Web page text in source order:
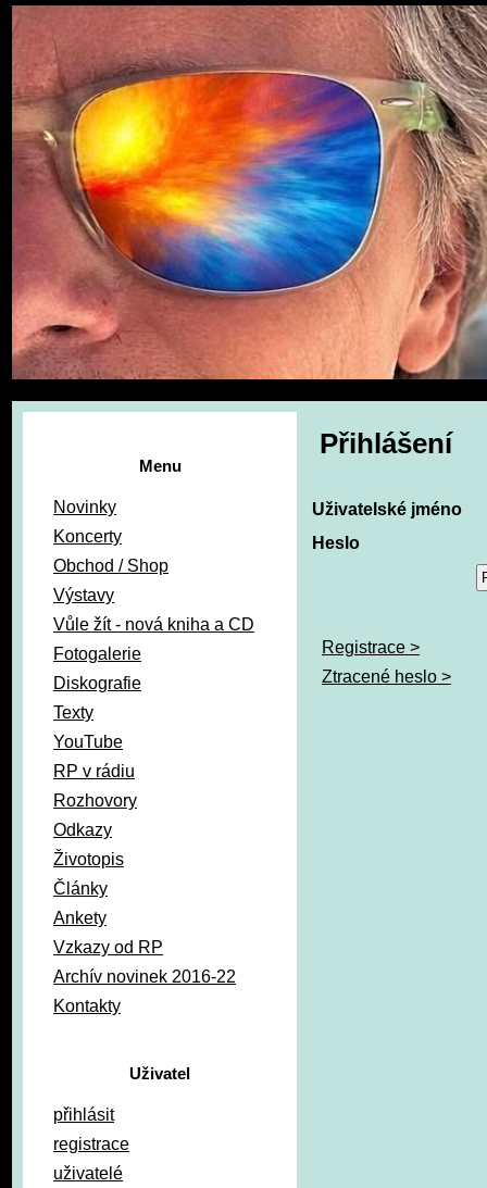
Menu
Novinky
Koncerty
Obchod / Shop
Výstavy
Vůle žít - nová kniha a CD
Fotogalerie
Diskografie
Texty
YouTube
RP v rádiu
Rozhovory
Odkazy
Životopis
Články
Ankety
Vzkazy od RP
Archív novinek 2016-22
Kontakty
Uživatel
přihlásit
registrace
uživatelé
Přihlášení
Uživatelské jméno
Heslo
Registrace >
Ztracené heslo >